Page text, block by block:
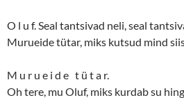
O l u f. Seal tantsivad neli, seal
Murueide tütar, miks kutsud mind
M u r u e i d e t ü t a r.
Oh tere, mu Oluf, miks kurdab su